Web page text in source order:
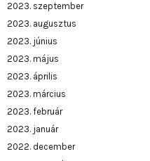
2023. szeptember
2023. augusztus
2023. június
2023. május
2023. április
2023. március
2023. február
2023. január
2022. december